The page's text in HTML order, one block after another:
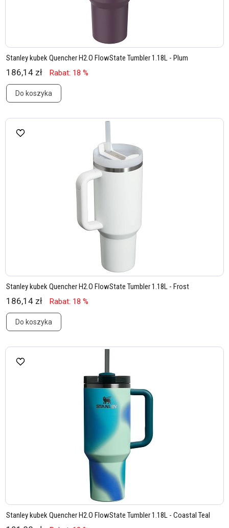
Stanley kubek Quencher H2.O FlowState Tumbler 1.18L - Plum
186,14 zł Rabat: 18 %
Do koszyka
Stanley kubek Quencher H2.O FlowState Tumbler 1.18L - Frost
186,14 zł Rabat: 18 %
Do koszyka
Stanley kubek Quencher H2.O FlowState Tumbler 1.18L - Coastal Teal